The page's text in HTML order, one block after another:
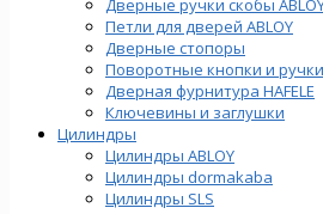
Петли для дверей ABLOY
Дверные стопоры
Поворотные кнопки и
Дверная фурнитура HAFELE
Ключевины и заглушки
Цилиндры
Цилиндры ABLOY
Цилиндры dormakaba
Цилиндры SLS